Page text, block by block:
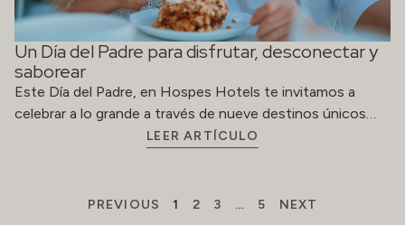
Un Día del Padre para disfrutar, desconectar y
saborear
Este Día del Padre, en Hospes Hotels te invitamos a
celebrar a lo grande a través de nueve destinos únicos…
LEER ARTÍCULO
PREVIOUS 1 2 3 … 5 NEXT